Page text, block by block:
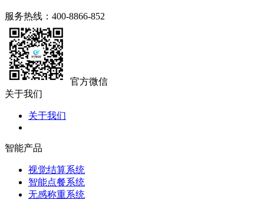
服务热线：400-8866-852
官方微信
关于我们
关于我们
智能产品
视觉结算系统
智能点餐系统
无感称重系统